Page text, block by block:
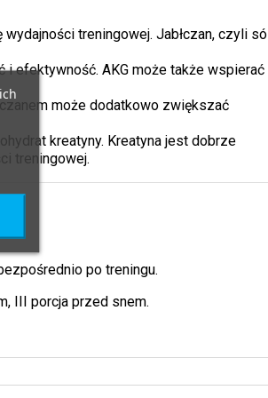
treningowej. Jabłczan, czyli sól
i efektywność. AKG może także wspierać
może dodatkowo zwiększać
kreatyny. Kreatyna jest dobrze
treningowej.
po treningu.
III porcja przed snem.